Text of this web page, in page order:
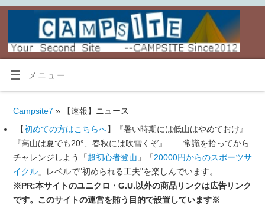
メニュー
Campsite7 » 【速報】ニュース
【初めての方はこちらへ】『暑い時期には低山はやめておけ』
『高山は夏でも20°、春秋には吹雪くぞ』……常識を拾ってから
チャレンジしよう「超初心者登山 」「20000円からのスポーツサ
イクル」レベルで"初められる工夫"を楽しんでいます。
※PR:本サイトのユニクロ・G.U.以外の商品リンクは広告リンク
です。このサイトの運営を賄う目的で設置しています※